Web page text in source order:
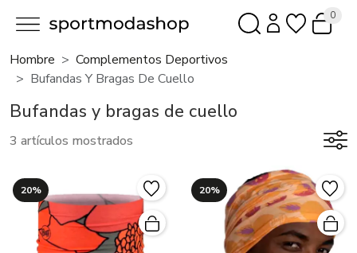
0
Hombre
Complementos Deportivos
Bufandas Y Bragas De Cuello
Bufandas y bragas de cuello
3 artículos mostrados
20% 20%